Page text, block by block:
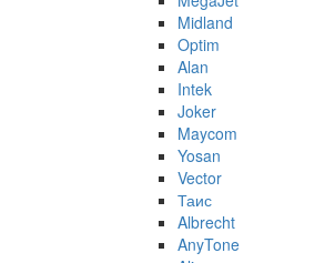
Midland
Optim
Alan
Intek
Joker
Maycom
Yosan
Vector
Таис
Albrecht
AnyTone